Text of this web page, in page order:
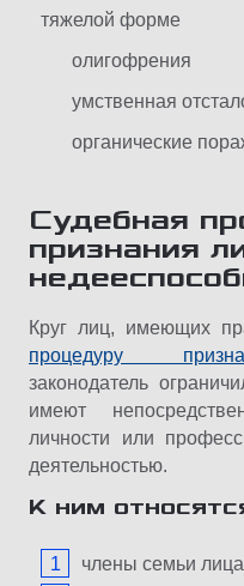
тяжелой форме
олигофрения
умственная
органические
Судебная
признания
Круг лиц, имеющих
процедуру
законодатель
имеют
личности или
деятельностью.
К ним
члены семьи